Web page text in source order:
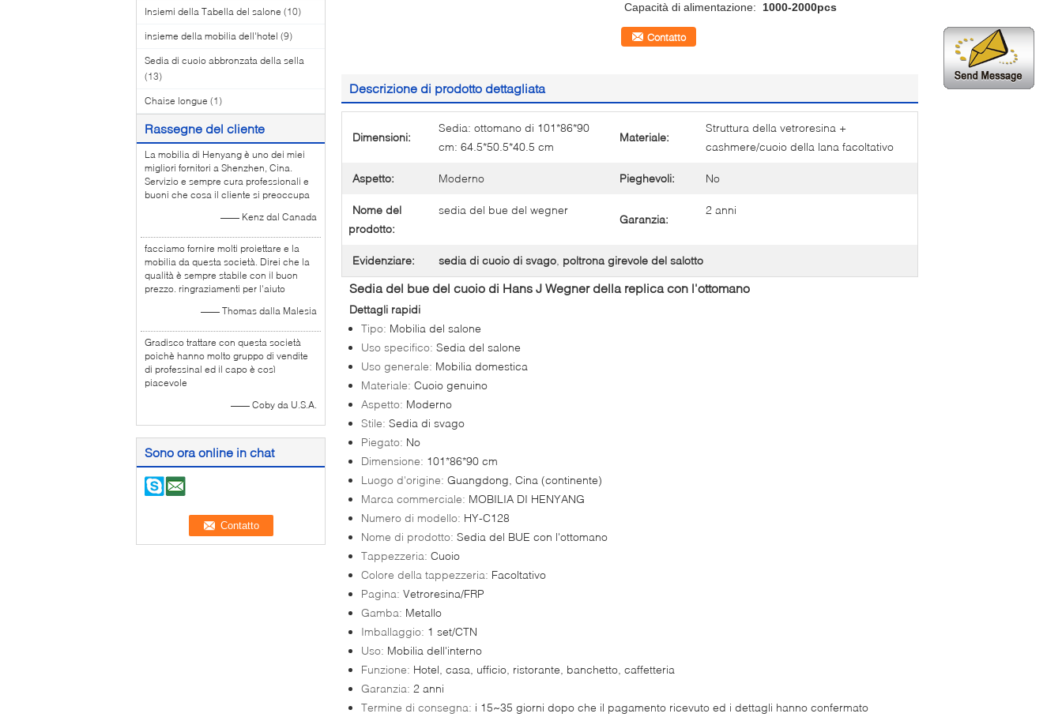
Insiemi della Tabella del salone (10)
insieme della mobilia dell'hotel (9)
Sedia di cuoio abbronzata della sella
(13)
Chaise longue (1)
Rassegne del cliente
La mobilia di Henyang è uno dei miei
migliori fornitori a Shenzhen, Cina.
Servizio e sempre cura professionali e
buoni che cosa il cliente si preoccupa
—— Kenz dal Canada
facciamo fornire molti proiettare e la
mobilia da questa società. Direi che la
qualità è sempre stabile con il buon
prezzo. ringraziamenti per l'aiuto
—— Thomas dalla Malesia
Gradisco trattare con questa società
poichè hanno molto gruppo di vendite
di professinal ed il capo è così
piacevole
—— Coby da U.S.A.
Sono ora online in chat
Capacità di alimentazione:
1000-2000pcs
Contatto
Descrizione di prodotto dettagliata
Dimensioni:
Sedia: ottomano di 101*86*90
cm: 64.5*50.5*40.5 cm
Materiale:
Struttura della vetroresina +
cashmere/cuoio della lana facoltativo
Aspetto: Moderno Pieghevoli: No
Nome del
prodotto:
sedia del bue del wegner
Garanzia:
2 anni
Evidenziare: sedia di cuoio di svago poltrona girevole del salotto
Sedia del bue del cuoio di Hans J Wegner della replica con l'ottomano
Dettagli rapidi
Tipo: Mobilia del salone
Uso specifico: Sedia del salone
Uso generale: Mobilia domestica
Materiale: Cuoio genuino
Aspetto: Moderno
Stile: Sedia di svago
Piegato: No
Dimensione: 101*86*90 cm
Luogo d'origine: Guangdong, Cina (continente)
Marca commerciale: MOBILIA DI HENYANG
Numero di modello: HY-C128
Nome di prodotto: Sedia del BUE con l'ottomano
Tappezzeria: Cuoio
Colore della tappezzeria: Facoltativo
Pagina: Vetroresina/FRP
Gamba: Metallo
Imballaggio: 1 set/CTN
Uso: Mobilia dell'interno
Funzione: Hotel, casa, ufficio, ristorante, banchetto, caffetteria
Garanzia: 2 anni
Termine di consegna: i 15~35 giorni dopo che il pagamento ricevuto ed i dettagli hanno confermato